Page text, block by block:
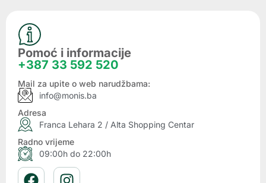
Pomoć i informacije
+387 33 592 520
Mail za upite o web narudžbama:
info@monis.ba
Adresa
Franca Lehara 2 / Alta Shopping Centar
Radno vrijeme
09:00h do 22:00h